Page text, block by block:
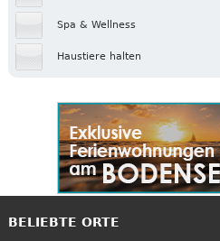
Spa & Wellness
Haustiere halten
BELIEBTE ORTE